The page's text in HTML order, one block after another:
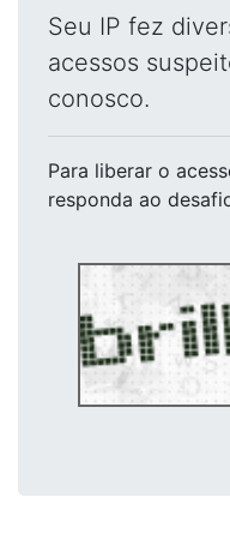
Seu IP fez
acessos
conosco.
Para liberar o
responda ao